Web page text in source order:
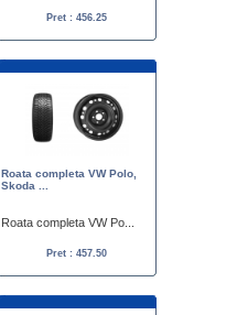
Pret : 456.25
Roata completa VW Polo,
Skoda ...
Roata completa VW Po...
Pret : 457.50